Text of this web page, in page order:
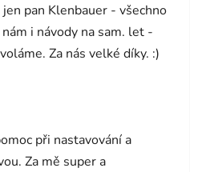
pan Klenbauer - všechno
i návody na sam. let -
Za nás velké díky. :)
5 hvězdiček.
při nastavování a
Za mě super a